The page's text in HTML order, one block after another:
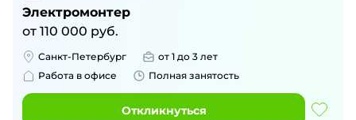
Электромонтер
от 110 000 руб.
Санкт-Петербург
от 1 до 3 лет
Работа в офисе
Полная занятость
Откликнуться